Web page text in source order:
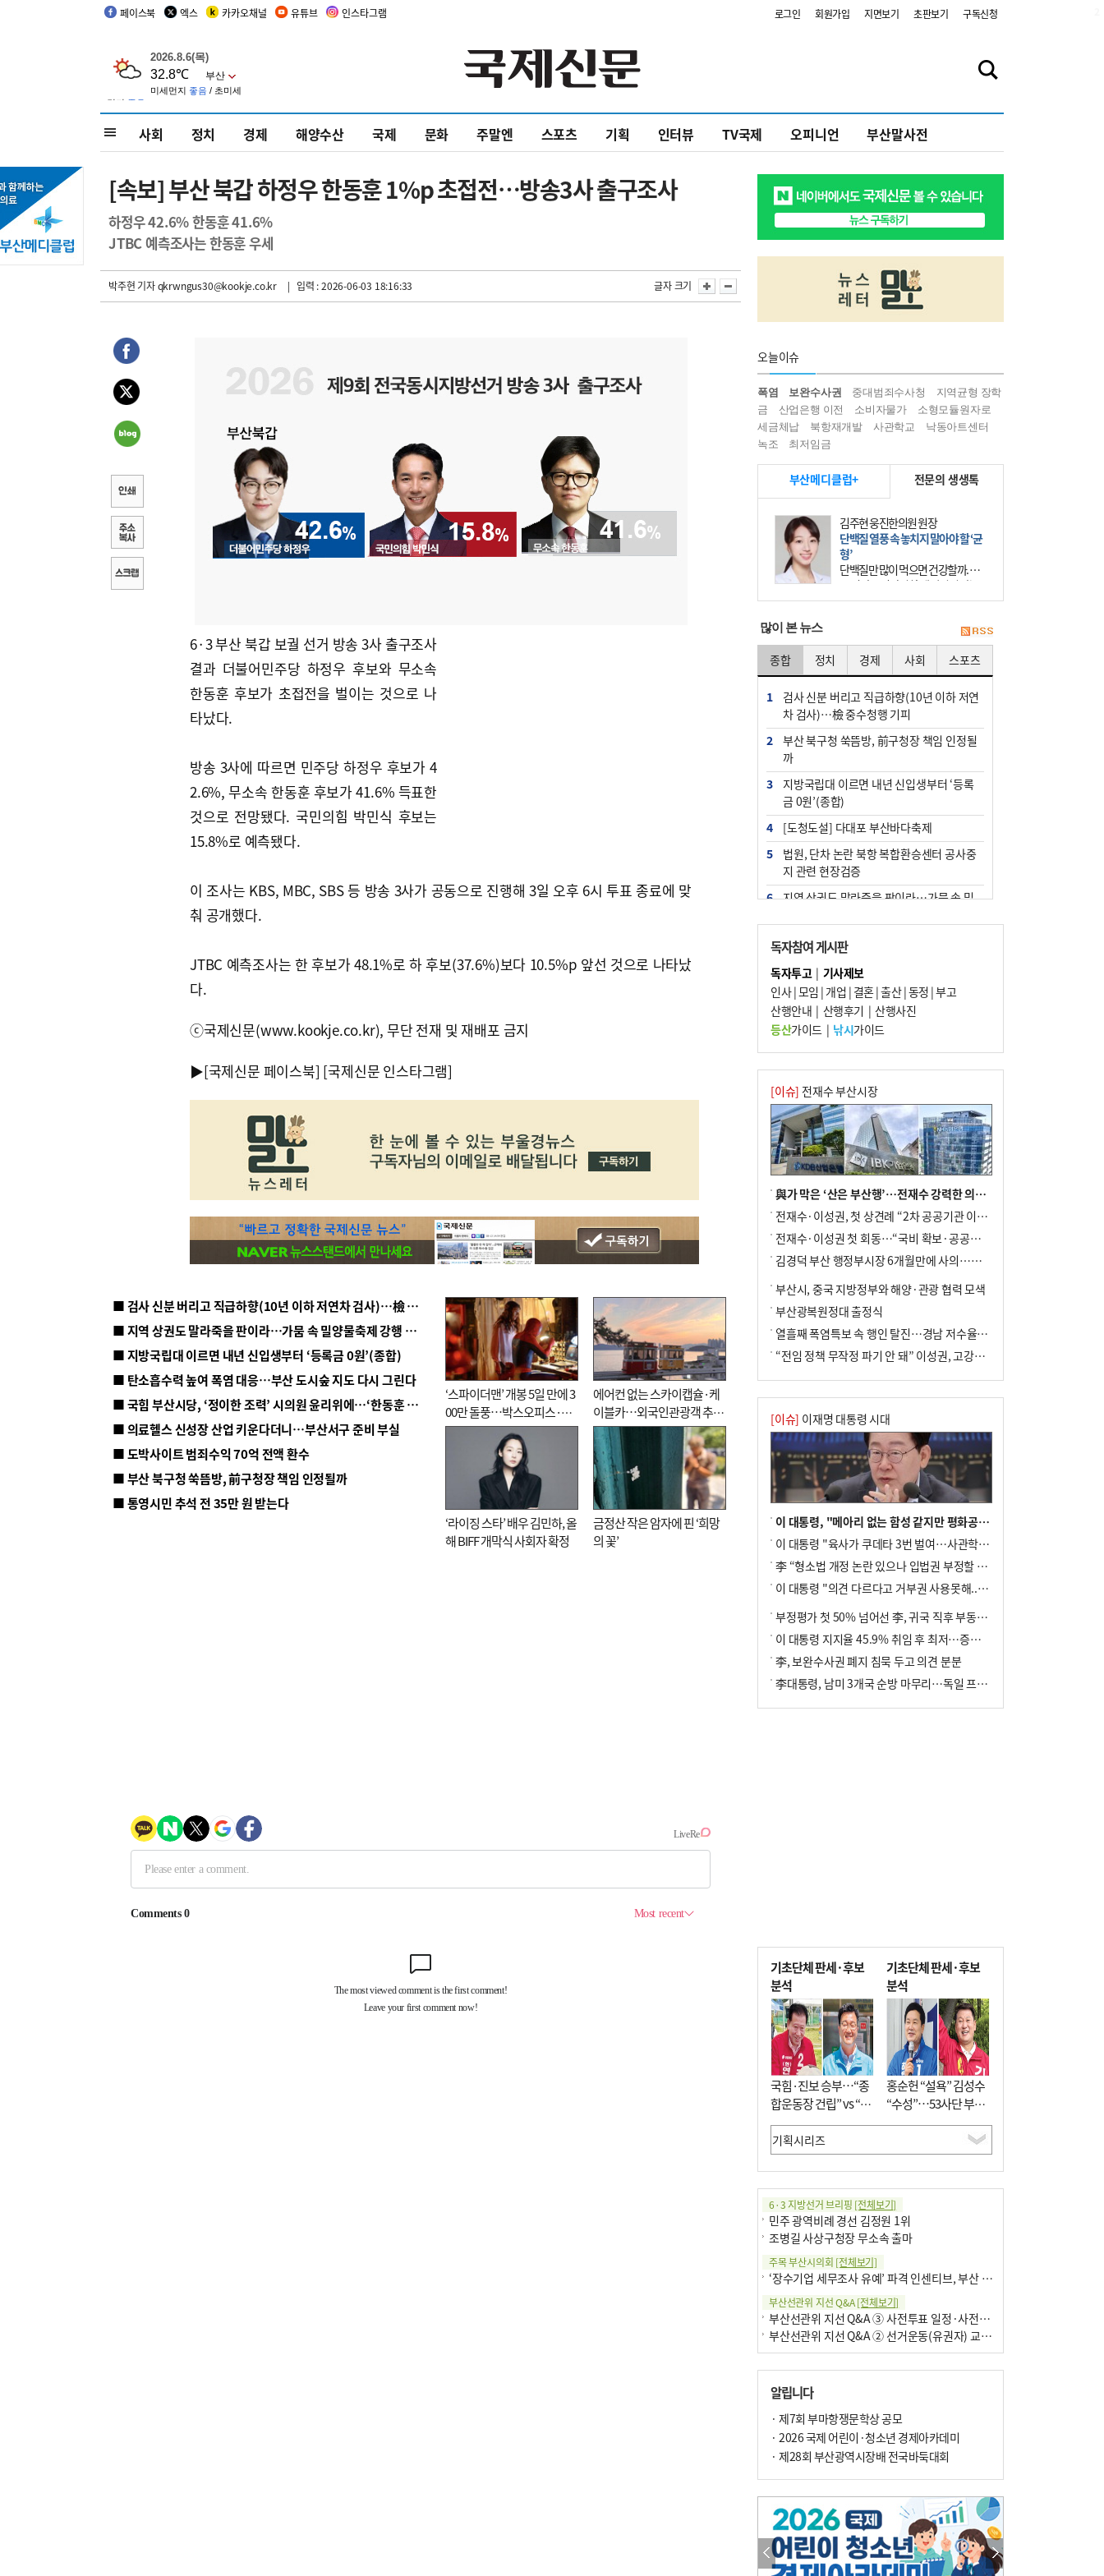
페이스북 엑스 카카오채널 유튜브 인스타그램 로그인 회원가입 지면보기 초판보기 구독신청
사회 정치 경제 해양수산 국제 문화 주말엔 스포츠 기획 인터뷰 TV국제 오피니언 부산말사전
[속보] 부산 북갑 하정우 한동훈 1%p 초접전…방송3사 출구조사
하정우 42.6% 한동훈 41.6%
JTBC 예측조사는 한동훈 우세
박주현 기자qkrwngus30@kookje.co.kr | 입력 : 2026-06-03 18:16:33 글자 크기
6·3 부산 북갑 보궐 선거 방송 3사 출구조사
결과 더불어민주당 하정우 후보와 무소속
한동훈 후보가 초접전을 벌이는 것으로 나
타났다.
방송 3사에 따르면 민주당 하정우 후보가 4
2.6%, 무소속 한동훈 후보가 41.6% 득표한
것으로 전망됐다. 국민의힘 박민식 후보는
15.8%로 예측됐다.
이 조사는 KBS, MBC, SBS 등 방송 3사가 공동으로 진행해 3일 오후 6시 투표 종료에 맞
춰 공개했다.
JTBC 예측조사는 한 후보가 48.1%로 하 후보(37.6%)보다 10.5%p 앞선 것으로 나타났
다.
ⓒ국제신문(www.kookje.co.kr), 무단 전재 및 재배포 금지
▶[국제신문 페이스북] [국제신문 인스타그램]
■ 검사 신분 버리고 직급하향(10년 이하 저연차 검사)…檢 중수청행 기피
■ 지역 상권도 말라죽을 판이라…가뭄 속 밀양물축제 강행 논란
■ 지방국립대 이르면 내년 신입생부터 ‘등록금 0원’(종합)
■ 탄소흡수력 높여 폭염 대응…부산 도시숲 지도 다시 그린다
■ 국힘 부산시당, ‘정이한 조력’ 시의원 윤리위에…‘한동훈 지지’도 신고접수
■ 의료헬스 신성장 산업 키운다더니…부산서구 준비 부실
■ 도박사이트 범죄수익 70억 전액 환수
■ 부산 북구청 쑥뜸방, 前구청장 책임 인정될까
■ 통영시민 추석 전 35만 원 받는다
‘스파이더맨’ 개봉 5일 만에 3
00만 돌풍…박스오피스·예
매율 동시 1위
에어컨 없는 스카이캡슐·케
이블카…외국인관광객 추억
대신 고역 될라
‘라이징 스타’ 배우 김민하, 올
해 BIFF 개막식 사회자 확정
금정산 작은 암자에 핀 ‘희망
의 꽃’
오늘이슈
폭염 보완수사권 중대범죄수사청
지역균형 장학
금
산업은행 이전 소비자물가
소형모듈원자로
세금체납
북항재개발 사관학교
낙동아트센터
녹조
최저임금
부산메디클럽+ 전문의 생생톡
김주현 웅진한의원 원장
단백질 열풍 속 놓치지 말아야 할 ‘균
형’
단백질만 많이 먹으면 건강할까. 요
즘 건강을 이야기할 때 빠지지 않는
키워드가 단백질이다. 헬스장을 다니
많이 본 뉴스
종합 정치 경제 사회 스포츠
1
검사 신분 버리고 직급하향(10년 이하 저연
차 검사)…檢 중수청행 기피
2
부산 북구청 쑥뜸방, 前구청장 책임 인정될
까
3
지방국립대 이르면 내년 신입생부터 ‘등록
금 0원’(종합)
4
[도청도설] 다대포 부산바다축제
5
법원, 단차 논란 북항 복합환승센터 공사중
지 관련 현장검증
6
지역 상권도 말라죽을 판이라…가뭄 속 밀
7
통영시민 추석 전 35만 원 받는다
8
부산 철강공장 50대 노동자 추락사
9
국힘 부산시당, ‘정이한 조력’ 시의원 윤리
위에…‘한동훈 지지’도 신고접수
10 탄소흡수력 높여 폭염 대응…부산 도시숲
지도 다시 그린다
독자참여 게시판
독자투고| 기사제보
인사|모임 | 개업 | 결혼|출산|동정 |부고
산행안내 | 산행후기 | 산행사진
등산가이드| 낚시가이드
[이슈] 전재수 부산시장
與가 막은 ‘산은 부산행’…전재수 강력한 의지 표명 없인 공염불
전재수·이성권, 첫 상견례 “2차 공공기관 이전 초당 협력”(종합)
전재수·이성권 첫 회동…“국비 확보·공공기관 이전 협력”
김경덕 부산 행정부시장 6개월만에 사의…후임 인선 촉각
부산시, 중국 지방정부와 해양·관광 협력 모색
부산광복원정대 출정식
열흘째 폭염특보 속 행인 탈진…경남 저수율 평년의 절반
“전임 정책 무작정 파기 안 돼” 이성권, 고강도 ‘전재수 견제’ 예고
[이슈] 이재명 대통령 시대
이 대통령, "메아리 없는 함성 같지만 평화공존책 계속해야"
이 대통령 "육사가 쿠데타 3번 벌여…사관학교 통합 신속히 추진"
李 “형소법 개정 논란 있으나 입법권 부정할 만큼은 아냐”(종합)
이 대통령 "의견 다르다고 거부권 사용못해.. 입법권 부정할 상황이라 보기 어려워"
부정평가 첫 50% 넘어선 李, 귀국 직후 부동산·증시 점검(종합)
이 대통령 지지율 45.9% 취임 후 최저…증시 폭락·연임 개헌 논란 영향
李, 보완수사권 폐지 침묵 두고 의견 분분
李대통령, 남미 3개국 순방 마무리…독일 프랑크푸르트 향해 출발
기초단체 판세·후보
분석
국힘·진보 승부…“종
합운동장 건립” vs “출
근 공공버스 도입”
기초단체 판세·후보
분석
홍순헌 “설욕” 김성수
“수성”…53사단 부지
개발엔 한 목소리
6·3 지방선거 브리핑 [전체보기]
민주 광역비례 경선 김정원 1위
조병길 사상구청장 무소속 출마
주목 부산시의회 [전체보기]
‘장수기업 세무조사 유예’ 파격 인센티브, 부산 유출 막을까
부산선관위 지선 Q&A[전체보기]
부산선관위 지선 Q&A ③ 사전투표 일정·사전투표함 보관
부산선관위 지선 Q&A ② 선거운동(유권자) 교육감투표용지
알립니다
· 제7회 부마항쟁문학상 공모
· 2026 국제 어린이·청소년 경제아카데미
· 제28회 부산광역시장배 전국바둑대회